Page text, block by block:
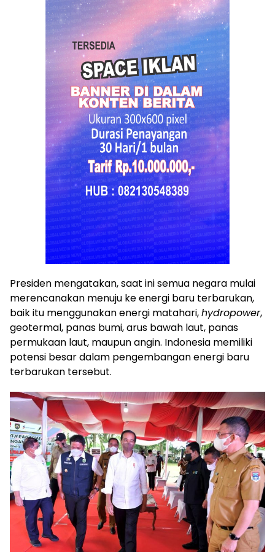
Presiden mengatakan, saat ini semua negara mulai
merencanakan menuju ke energi baru terbarukan,
baik itu menggunakan energi matahari,hydropower,
geotermal, panas bumi, arus bawah laut, panas
permukaan laut, maupun angin. Indonesia memiliki
potensi besar dalam pengembangan energi baru
terbarukan tersebut.